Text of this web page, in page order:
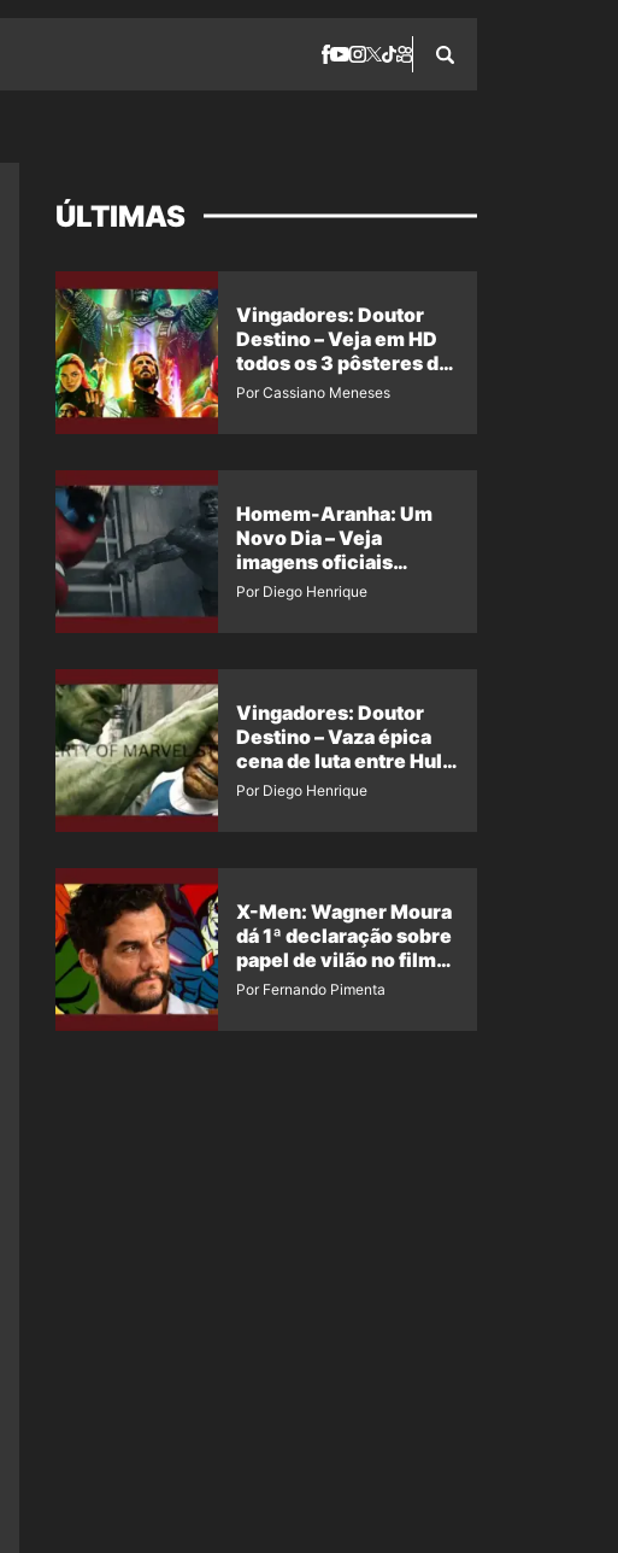
ÚLTIMAS
Vingadores: Doutor
Destino – Veja em HD
todos os 3 pôsteres de
‘Doomsday’ + 1 imagem
Por Cassiano Meneses
Homem-Aranha: Um
Novo Dia – Veja
imagens oficiais
descartadas do Hulk
Por Diego Henrique
Vingadores: Doutor
Destino – Vaza épica
cena de luta entre Hulk
e o Coisa
Por Diego Henrique
X-Men: Wagner Moura
dá 1ª declaração sobre
papel de vilão no filme
da Marvel
Por Fernando Pimenta